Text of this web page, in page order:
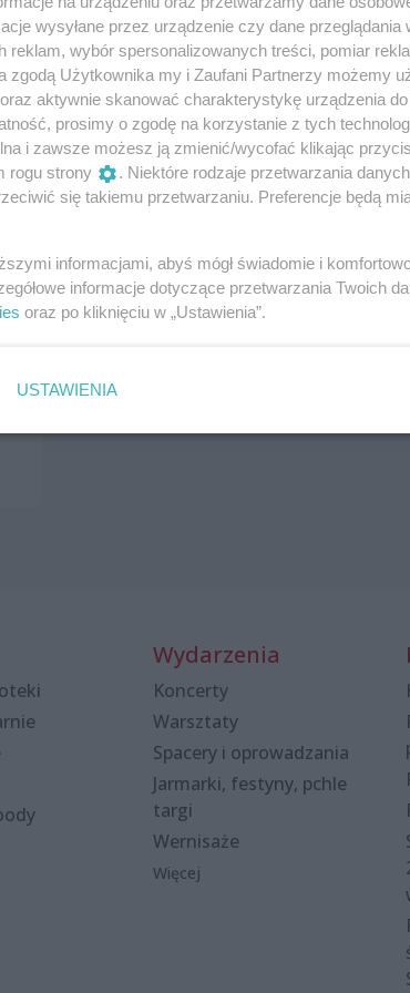
Patronat wSzczecinie.pl
Darmowe
Wydarzenia
Koncerty
Warsztaty
Spacery i oprowadzania
Jarmarki, festyny, pchle
targi
Wernisaże
Więcej
wysyłane przez urządzenie czy dane przeglądania
reklam, wybór spersonalizowanych treści, pomiar
zgodą Użytkownika my i Zaufani Partnerzy możemy
aktywnie skanować charakterystykę urządzenia
prosimy o zgodę na korzystanie z tych
i zawsze możesz ją zmienić/wycofać klikając
rogu strony
. Niektóre rodzaje przetwarzania
się takiemu przetwarzaniu. Preferencje będą
informacjami, abyś mógł świadomie i
informacje dotyczące przetwarzania Twoich
oraz po kliknięciu w „Ustawienia”.
USTAWIENIA